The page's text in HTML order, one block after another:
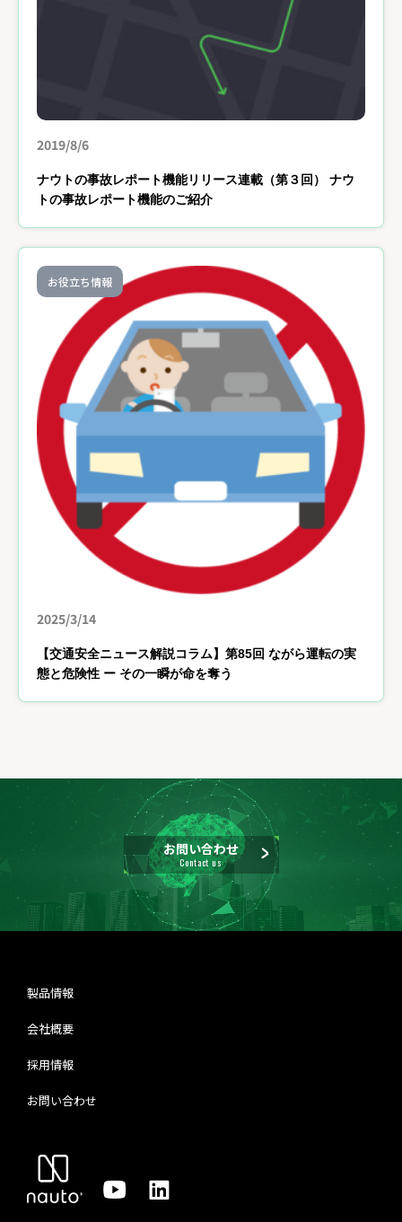
2019/8/6
ナウトの事故レポート機能リリース連載（第３回） ナウ
トの事故レポート機能のご紹介
お役立ち情報
2025/3/14
【交通安全ニュース解説コラム】第85回 ながら運転の実
態と危険性 ー その一瞬が命を奪う
お問い合わせ
Contact us
製品情報
会社概要
採用情報
お問い合わせ